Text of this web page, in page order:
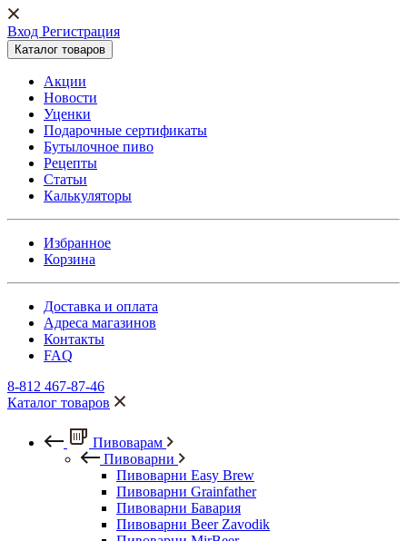
Вход Регистрация
Каталог товаров
Акции
Новости
Уценки
Подарочные сертификаты
Бутылочное пиво
Рецепты
Статьи
Калькуляторы
Избранное
Корзина
Доставка и оплата
Адреса магазинов
Контакты
FAQ
8-812 467-87-46
Каталог товаров
Пивоварам
Пивоварни
Пивоварни Easy Brew
Пивоварни Grainfather
Пивоварни Бавария
Пивоварни Beer Zavodik